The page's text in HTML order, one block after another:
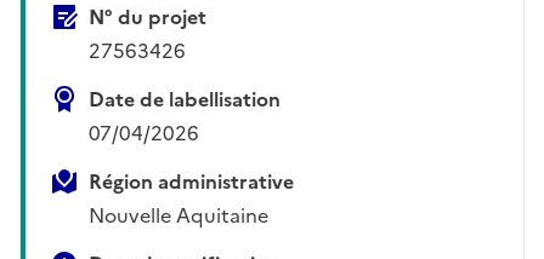
N° du projet
27563426
Date de labellisation
07/04/2026
Région administrative
Nouvelle Aquitaine